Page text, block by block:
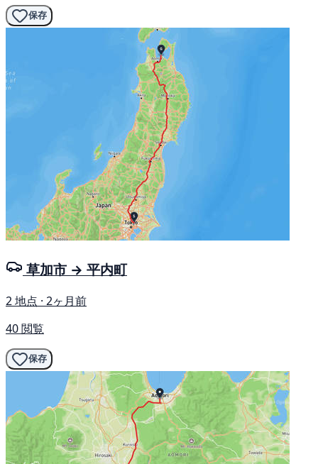
保存
草加市 → 平内町
2 地点 · 2ヶ月前
40 閲覧
保存